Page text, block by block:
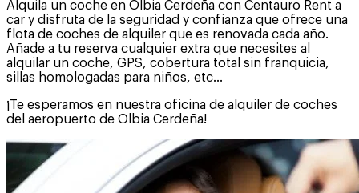
Alquila un coche en Olbia Cerdeña con Centauro Rent a
car y disfruta de la seguridad y confianza que ofrece una
flota de coches de alquiler que es renovada cada año.
Añade a tu reserva cualquier extra que necesites al
alquilar un coche, GPS, cobertura total sin franquicia,
sillas homologadas para niños, etc...
¡Te esperamos en nuestra oficina de alquiler de coches
del aeropuerto de Olbia Cerdeña!